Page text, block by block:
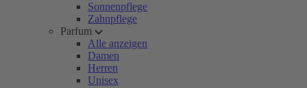
Sonnenpflege
Zahnpflege
Parfum
Alle anzeigen
Damen
Herren
Unisex